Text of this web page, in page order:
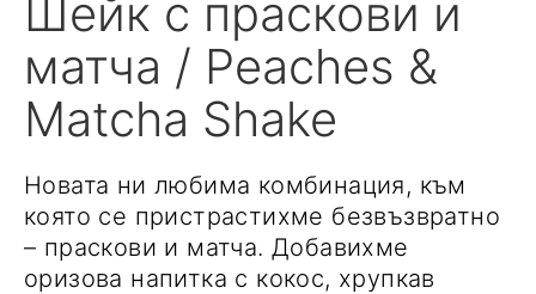
Шейк с праскови и
матча / Peaches &
Matcha Shake
Новата ни любима комбинация, към
която се пристрастихме безвъзвратно
– праскови и матча. Добавихме
оризова напитка с кокос, хрупкав